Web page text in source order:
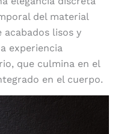
del material
lisos y
experiencia
que culmina en el
en el cuerpo.